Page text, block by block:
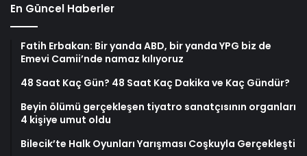
En Güncel Haberler
Fatih Erbakan: Bir yanda ABD, bir yanda YPG biz de
Emevi Camii’nde namaz kılıyoruz
48 Saat Kaç Gün? 48 Saat Kaç Dakika ve Kaç Gündür?
Beyin ölümü gerçekleşen tiyatro sanatçısının organları
4 kişiye umut oldu
Bilecik’te Halk Oyunları Yarışması Coşkuyla Gerçekleşti